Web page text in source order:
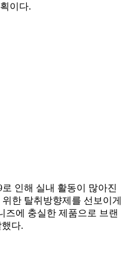
이다.
인해 실내 활동이 많아진
한 탈취방향제를 선보이게
즈에 충실한 제품으로 브랜
다.